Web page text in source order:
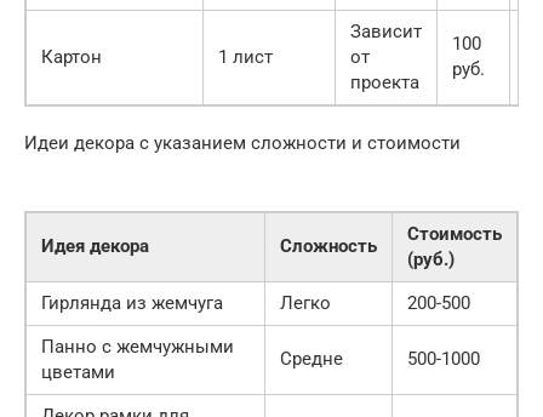
Картон 1 лист
Зависит
от
проекта
100
руб.
Идеи декора с указанием сложности и стоимости
Идея декора Сложность
Стоимость
(руб.)
Гирлянда из жемчуга
Легко
200-500
Панно с жемчужными
цветами
Средне 500-1000